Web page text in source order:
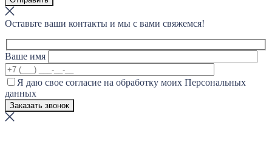
Оставьте ваши контакты и мы с вами свяжемся!
Ваше имя
Я даю свое согласие на обработку моих Персональных
данных